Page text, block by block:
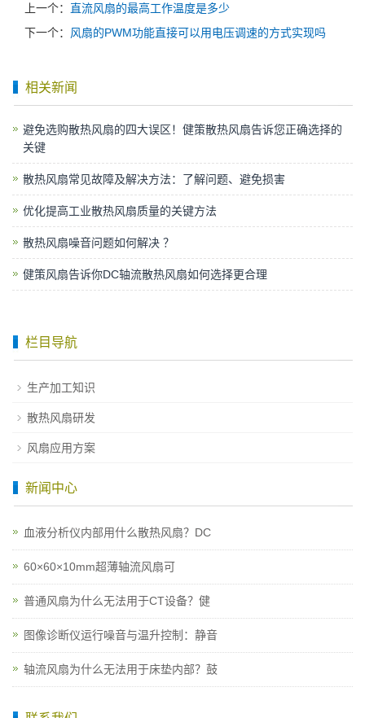
上一个： 直流风扇的最高工作温度是多少
下一个： 风扇的PWM功能直接可以用电压调速的方式实现吗
相关新闻
避免选购散热风扇的四大误区！健策散热风扇告诉您正确选择的
关键
散热风扇常见故障及解决方法：了解问题、避免损害
优化提高工业散热风扇质量的关键方法
散热风扇噪音问题如何解决 ？
健策风扇告诉你DC轴流散热风扇如何选择更合理
栏目导航
生产加工知识
散热风扇研发
风扇应用方案
新闻中心
血液分析仪内部用什么散热风扇？DC
60×60×10mm超薄轴流风扇可
普通风扇为什么无法用于CT设备？健
图像诊断仪运行噪音与温升控制：静音
轴流风扇为什么无法用于床垫内部？鼓